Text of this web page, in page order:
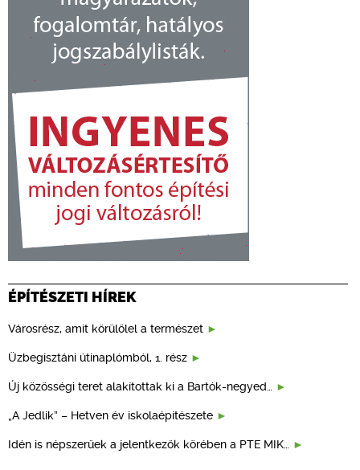
ÉPÍTÉSZETI HÍREK
Városrész, amit körülölel a természet
Üzbegisztáni útinaplómból, 1. rész
Új közösségi teret alakítottak ki a Bartók-negyed…
„A Jedlik” – Hetven év iskolaépítészete
Idén is népszerűek a jelentkezők körében a PTE MIK…